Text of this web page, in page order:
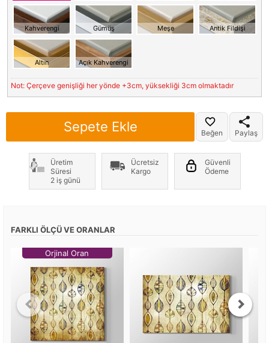
Kahverengi Gümüş Meşe Antik Fildişi
Altın Açık Kahverengi
Not: Çerçeve genişliği her yönde +3cm, yüksekliği 3cm olmaktadır
Sepete Ekle Beğen Paylaş
Üretim
Süresi
2 iş günü
Ücretsiz
Kargo
Güvenli
Ödeme
FARKLI ÖLÇÜ VE ORANLAR
Orjinal Oran